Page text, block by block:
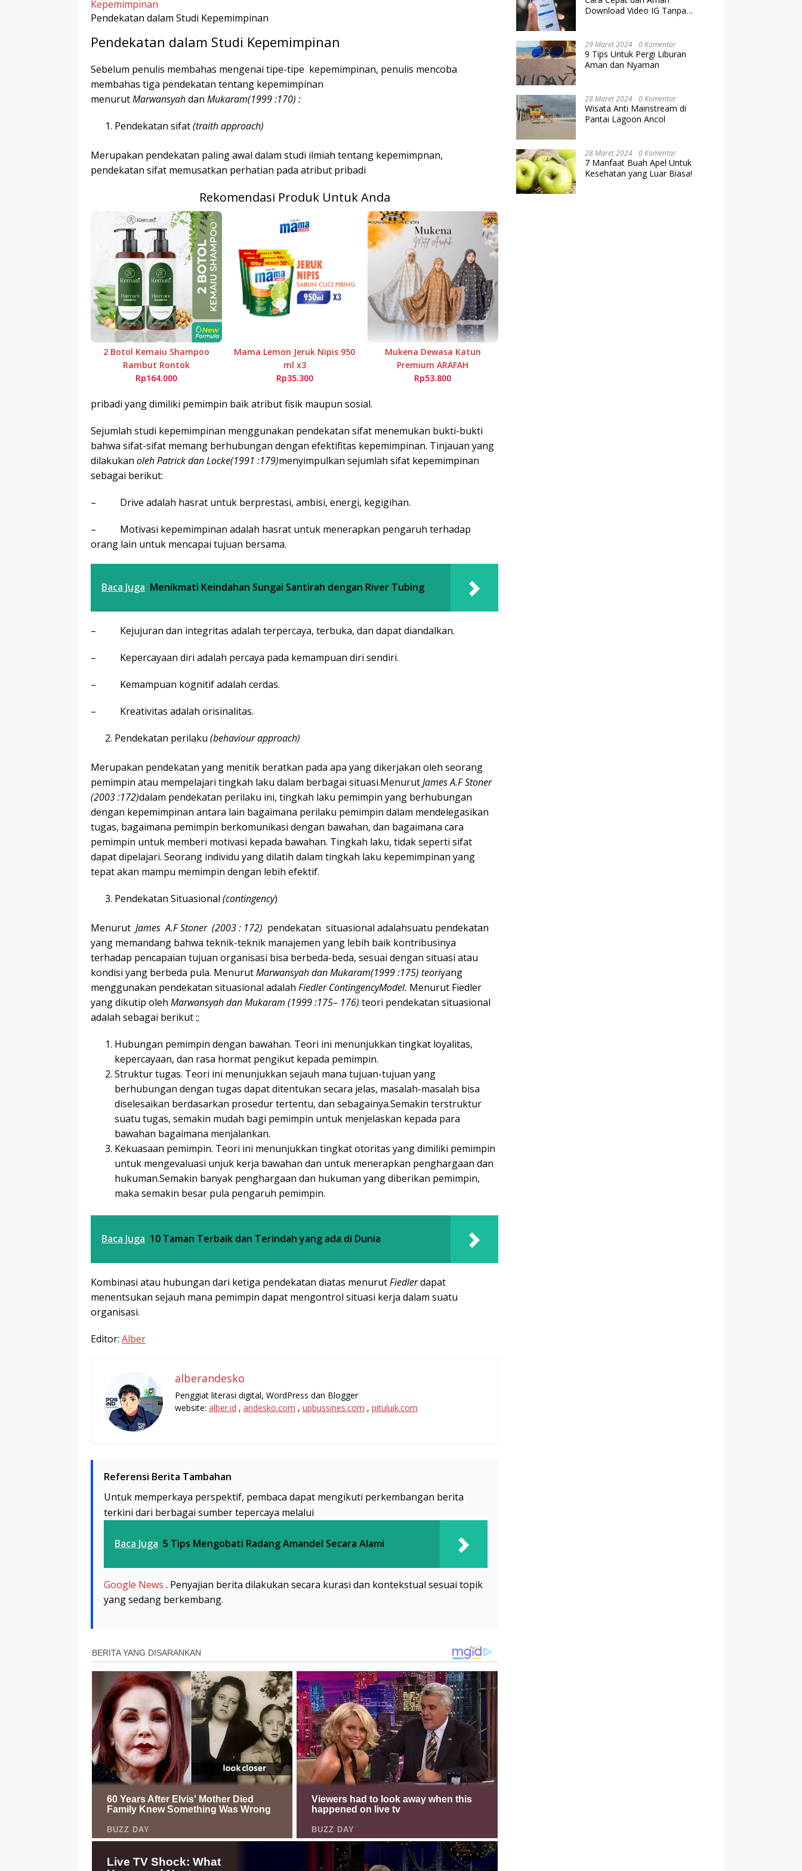
Pendekatan dalam Studi Kepemimpinan
Pendekatan dalam Studi Kepemimpinan
Sebelum penulis membahas mengenai tipe-tipe kepemimpinan, penulis mencoba
membahas tiga pendekatan tentang kepemimpinan
menurutMarwansyahdan Mukaram(1999 :170) :
Pendekatan sifat(traith approach)
Merupakan pendekatan paling awal dalam studi ilmiah tentang kepemimpnan,
pendekatan sifat memusatkan perhatian pada atribut pribadi
Rekomendasi Produk Untuk Anda
2 Botol Kemaiu Shampoo
Rambut Rontok
Rp164.000
Mama Lemon Jeruk Nipis 950
ml x3
Rp35.300
Mukena Dewasa Katun
Premium ARAFAH
Rp53.800
pribadi yang dimiliki pemimpin baik atribut fisik maupun sosial.
Sejumlah studi kepemimpinan menggunakan pendekatan sifat menemukan bukti-bukti
bahwa sifat-sifat memang berhubungan dengan efektifitas kepemimpinan. Tinjauan yang
dilakukan oleh Patrick dan Locke(1991 :179)menyimpulkan sejumlah sifat kepemimpinan
sebagai berikut:
– Drive adalah hasrat untuk berprestasi, ambisi, energi, kegigihan.
– Motivasi kepemimpinan adalah hasrat untuk menerapkan pengaruh terhadap
orang lain untuk mencapai tujuan bersama.
Baca Juga Menikmati Keindahan Sungai Santirah dengan River Tubing
– Kejujuran dan integritas adalah terpercaya, terbuka, dan dapat diandalkan.
– Kepercayaan diri adalah percaya pada kemampuan diri sendiri.
– Kemampuan kognitif adalah cerdas.
– Kreativitas adalah orisinalitas.
Pendekatan perilaku (behaviour approach)
Merupakan pendekatan yang menitik beratkan pada apa yang dikerjakan oleh seorang
pemimpin atau mempelajari tingkah laku dalam berbagai situasi.MenurutJames A.F Stoner
(2003 :172)dalam pendekatan perilaku ini, tingkah laku pemimpin yang berhubungan
dengan kepemimpinan antara lain bagaimana perilaku pemimpin dalam mendelegasikan
tugas, bagaimana pemimpin berkomunikasi dengan bawahan, dan bagaimana cara
pemimpin untuk memberi motivasi kepada bawahan. Tingkah laku, tidak seperti sifat
dapat dipelajari. Seorang individu yang dilatih dalam tingkah laku kepemimpinan yang
tepat akan mampu memimpin dengan lebih efektif.
Pendekatan Situasional (contingency)
Menurut James A.F Stoner (2003: 172) pendekatan situasional adalahsuatu pendekatan
yang memandang bahwa teknik-teknik manajemen yang lebih baik kontribusinya
terhadap pencapaian tujuan organisasi bisa berbeda-beda, sesuai dengan situasi atau
kondisi yang berbeda pula. MenurutMarwansyah dan Mukaram(1999 :175) teoriyang
menggunakan pendekatan situasional adalah Fiedler ContingencyModel. Menurut Fiedler
yang dikutip oleh Marwansyah dan Mukaram (1999 :175– 176) teori pendekatan situasional
adalah sebagai berikut :;
Hubungan pemimpin dengan bawahan. Teori ini menunjukkan tingkat loyalitas,
kepercayaan, dan rasa hormat pengikut kepada pemimpin.
Struktur tugas. Teori ini menunjukkan sejauh mana tujuan-tujuan yang
berhubungan dengan tugas dapat ditentukan secara jelas, masalah-masalah bisa
diselesaikan berdasarkan prosedur tertentu, dan sebagainya.Semakin terstruktur
suatu tugas, semakin mudah bagi pemimpin untuk menjelaskan kepada para
bawahan bagaimana menjalankan.
Kekuasaan pemimpin. Teori ini menunjukkan tingkat otoritas yang dimiliki pemimpin
untuk mengevaluasi unjuk kerja bawahan dan untuk menerapkan penghargaan dan
hukuman.Semakin banyak penghargaan dan hukuman yang diberikan pemimpin,
maka semakin besar pula pengaruh pemimpin.
Baca Juga 10 Taman Terbaik dan Terindah yang ada di Dunia
Kombinasi atau hubungan dari ketiga pendekatan diatas menurutFiedlerdapat
menentsukan sejauh mana pemimpin dapat mengontrol situasi kerja dalam suatu
organisasi.
Editor: Alber
alberandesko
Penggiat literasi digital, WordPress dan Blogger
website: alber.id , andesko.com , upbussines.com , pituluik.com
Referensi Berita Tambahan
Untuk memperkaya perspektif, pembaca dapat mengikuti perkembangan berita
terkini dari berbagai sumber tepercaya melalui
Baca Juga 5 Tips Mengobati Radang Amandel Secara Alami
Google News . Penyajian berita dilakukan secara kurasi dan kontekstual sesuai topik
yang sedang berkembang.
Download Video IG Tanpa
29 Maret 2024 0 Komentar
9 Tips Untuk Pergi Liburan
Aman dan Nyaman
28 Maret 2024 0 Komentar
Wisata Anti Mainstream di
Pantai Lagoon Ancol
28 Maret 2024 0 Komentar
7 Manfaat Buah Apel Untuk
Kesehatan yang Luar Biasa!